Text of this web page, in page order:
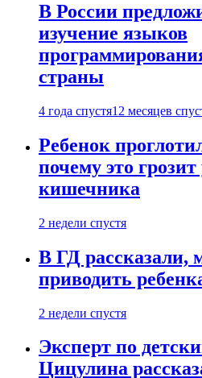
В России
изучение языков
страны
4 года спустя12 месяцев
Ребенок
почему это
кишечника
2 недели спустя
В ГД рассказали,
приводить
2 недели спустя
Эксперт по
Цицулина